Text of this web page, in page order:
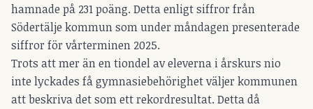
hamnade på 231 poäng. Detta enligt siffror från
Södertälje kommun som under måndagen presenterade
siffror för vårterminen 2025.
Trots att mer än en tiondel av eleverna i årskurs nio
inte lyckades få gymnasiebehörighet väljer kommunen
att beskriva det som ett rekordresultat. Detta då